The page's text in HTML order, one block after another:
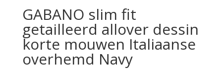
GABANO slim fit
getailleerd allover dessin
korte mouwen Italiaanse
overhemd Navy